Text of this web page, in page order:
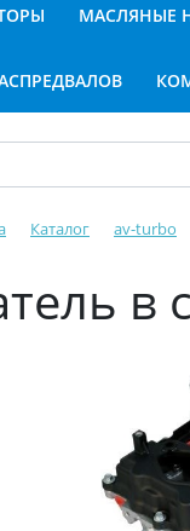
МАСЛЯНЫЕ
Каталог av-turbo
в